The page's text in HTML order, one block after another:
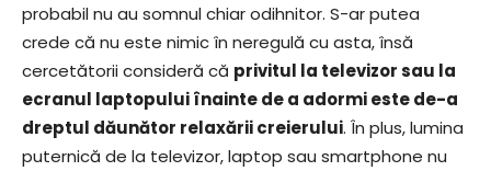
probabil nu au somnul chiar odihnitor. S-ar putea
crede că nu este nimic în neregulă cu asta, însă
cercetătorii consideră că privitul la televizor sau la
ecranul laptopului înainte de a adormi este de-a
dreptul dăunător relaxării creierului. În plus, lumina
puternică de la televizor, laptop sau smartphone nu